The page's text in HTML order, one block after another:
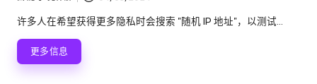
务
器
[
试
用、
代
设
发
布
许多人在希望获得更多隐私时会搜索 "随机 IP 地址"，以测试...
更多信息